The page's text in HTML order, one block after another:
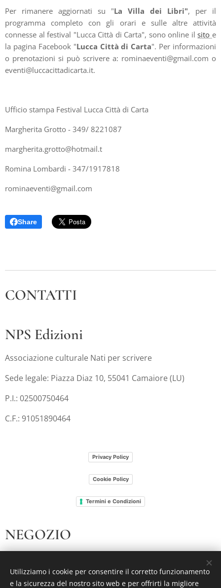
Per rimanere aggiornati su "La Villa dei Libri", per il
programma completo con gli orari e sulle altre attività
connesse al festival "Lucca Città di Carta", sono online ilsito e
la pagina Facebook "Lucca Città di Carta". Per informazioni
o prenotazioni si può scrivere a: rominaeventi@gmail.com o
eventi@luccacittadicarta.it.
Ufficio stampa Festival Lucca Città di Carta
Margherita Grotto - 349/ 8221087
margherita.grotto@hotmail.t
Romina Lombardi - 347/1917818
rominaeventi@gmail.com
Share
CONTATTI
NPS Edizioni
Associazione culturale Nati per scrivere
Sede legale: Piazza Diaz 10, 55041 Camaiore (LU)
P.I.: 02500750464
C.F.: 91051890464
Privacy Policy
Cookie Policy
Termini e Condizioni
NEGOZIO
Chi siamo
Utilizziamo i cookie per consentire il corretto funzionamento
e la sicurezza del nostro sito web e per offrirti la migliore